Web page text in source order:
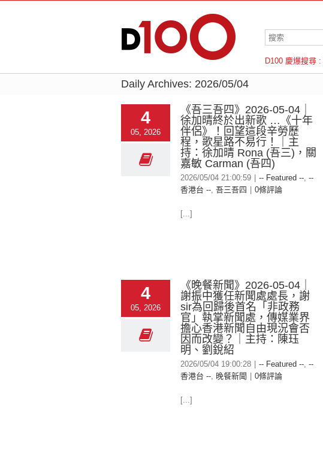
D100 慶爆搜尋 :
羅倫斯
Daily Archives: 2026/05/04
4
05, 2026
《吾三吾四》2026-05-04｜
徐加晴終於出新歌 …《十年
伴侶》！回望這段辛勞歷
程，歌星路不易行！｜主
持：徐加晴 Rona (吾三)，關
嘉敏 Carman (吾四)
2026/05/04 21:00:59 -- Featured --, --
香港台 --, 吾三吾四 0條評論
[...]
4
05, 2026
《晚餐新聞》2026-05-04｜
謝振中獲任新聞處處長，謝
sir為回歸後首名「非政務
官」執掌新聞處，傳媒業界
擔心香港新聞自由現況會否
因而改變？｜主持：陳珏
明、劉銳紹
2026/05/04 19:00:28 -- Featured --, --
香港台 --, 晚餐新聞 0條評論
[...]